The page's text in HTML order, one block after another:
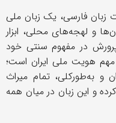
زبان فارسی، یک زبان ملی
و لهجه‌های محلی، ابزار
در مفهوم سنتی خود
مهم هویت ملی ایران است؛
و به‌طورکلی، تمام میراث
و این زبان در میان همه